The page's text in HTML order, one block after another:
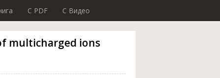
C PDF C Видео
multicharged ions